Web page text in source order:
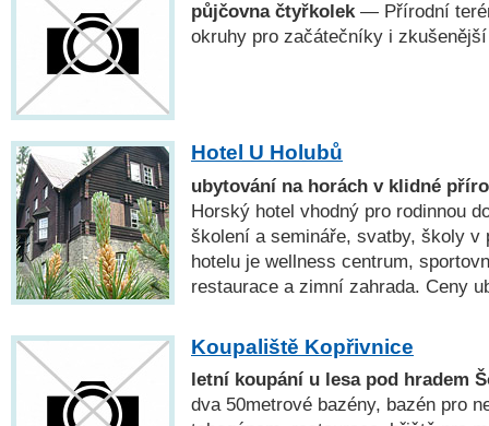
půjčovna čtyřkolek — Přírodní
okruhy pro začátečníky i
Hotel U Holubů
ubytování na horách v klidné
Horský hotel vhodný pro rodinnou
školení a semináře, svatby, školy v
hotelu je wellness centrum,
restaurace a zimní zahrada. Ceny
Koupaliště Kopřivnice
letní koupání u lesa pod hradem
dva 50metrové bazény, bazén pro